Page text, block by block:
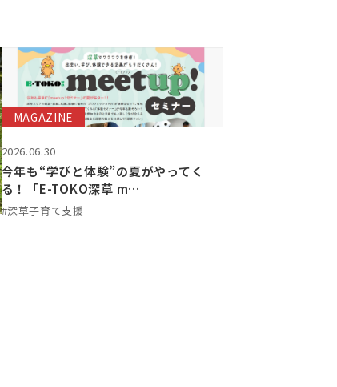
MAGAZINE
2026.06.30
今年も“学びと体験”の夏がやってく
る！「E-TOKO深草 m…
#深草子育て支援